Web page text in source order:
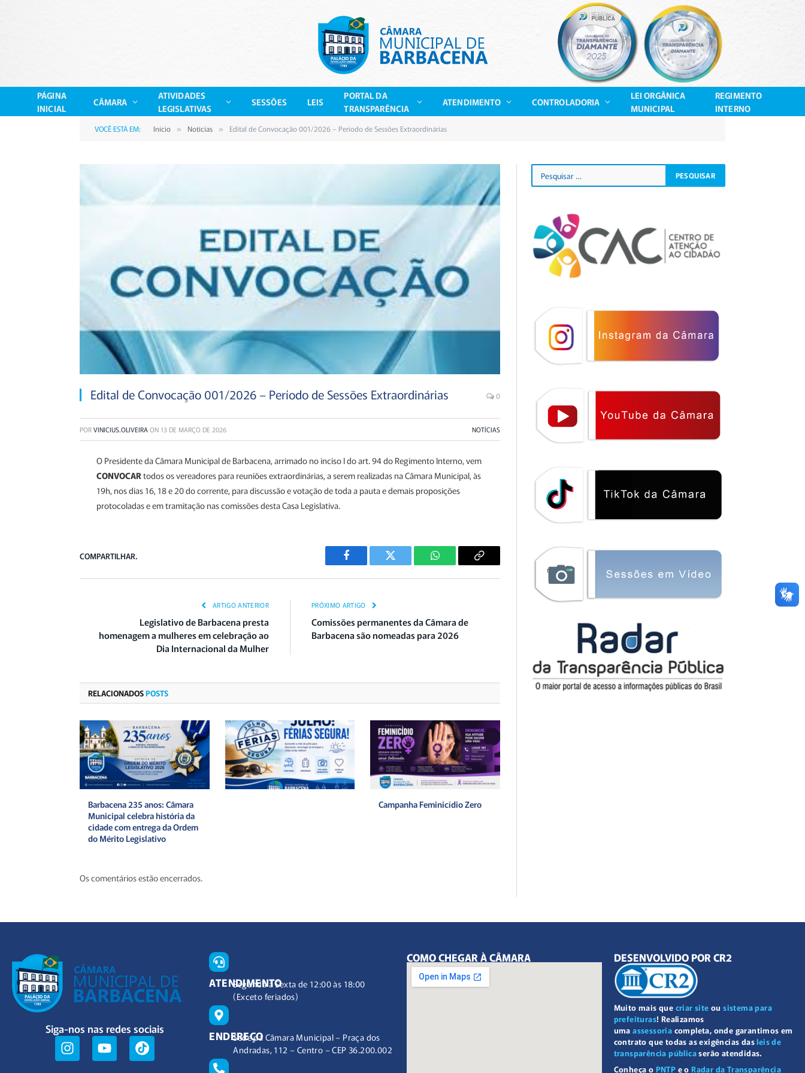
PÁGINA
INICIAL
CÂMARA
ATIVIDADES
LEGISLATIVAS
SESSÕES LEIS
PORTAL DA
TRANSPARÊNCIA
ATENDIMENTO CONTROLADORIA
LEI ORGÂNICA
MUNICIPAL
REGIMENTO
INTERNO
VOCÊ ESTÁ EM: Início » Notícias » Edital de Convocação 001/2026 – Período de Sessões Extraordinárias
Edital de Convocação 001/2026 – Período de Sessões Extraordinárias 0
PORVINICIUS.OLIVEIRAON 13 DE MARÇO DE 2026 NOTÍCIAS
O Presidente da Câmara Municipal de Barbacena, arrimado no inciso I do art. 94 do Regimento Interno, vem
CONVOCARtodos os vereadores para reuniões extraordinárias, a serem realizadas na Câmara Municipal, às
19h, nos dias 16, 18 e 20 do corrente, para discussão e votação de toda a pauta e demais proposições
protocoladas e em tramitação nas comissões desta Casa Legislativa.
COMPARTILHAR.
Facebook Twitter WhatsAppCopiar
ARTIGO ANTERIOR
Legislativo de Barbacena presta
homenagem a mulheres em celebração ao
Dia Internacional da Mulher
PRÓXIMO ARTIGO
Comissões permanentes da Câmara de
Barbacena são nomeadas para 2026
RELACIONADOSPOSTS
Barbacena 235 anos: Câmara
Municipal celebra história da
cidade com entrega da Ordem
do Mérito Legislativo
Campanha Feminicídio Zero
Os comentários estão encerrados.
Siga-nos nas redes sociais
ATENDIMENTO
Segunda à Sexta de 12:00 às 18:00
(Exceto feriados)
ENDEREÇO
Sede da Câmara Municipal – Praça dos
Andradas, 112 – Centro – CEP 36.200.002
COMO CHEGAR À CÂMARA
Muito mais que criar site ousistema para
prefeituras! Realizamos
umaassessoria completa, onde garantimos em
contrato que todas as exigências dasleis de
transparência públicaserão atendidas.
Conheça o PNTP e oRadar da Transparência
DESENVOLVIDO POR CR2